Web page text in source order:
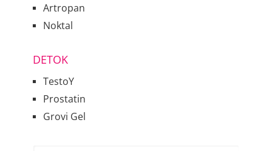
Artropan
Noktal
DETOK
TestoY
Prostatin
Grovi Gel